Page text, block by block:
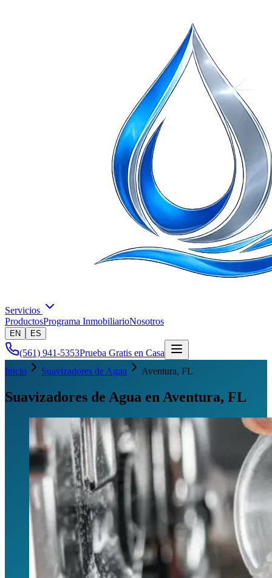
Servicios
ProductosPrograma InmobiliarioNosotros
EN ES
(561) 941-5353Prueba Gratis en Casa
Inicio
Suavizadores de Agua Aventura, FL
Suavizadores de Agua en Aventura, FL